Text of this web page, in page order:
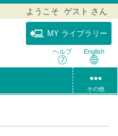
ようこそ ゲスト さん
MY ライブラリー
ヘルプ English
その他